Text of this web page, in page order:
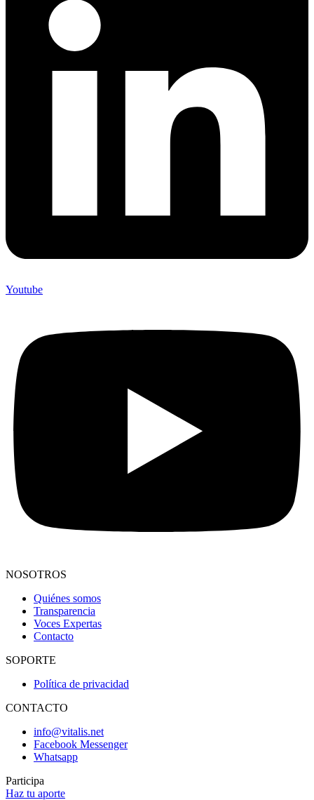
Youtube
NOSOTROS
Quiénes somos
Transparencia
Voces Expertas
Contacto
SOPORTE
Política de privacidad
CONTACTO
info@vitalis.net
Facebook Messenger
Whatsapp
Participa
Haz tu aporte